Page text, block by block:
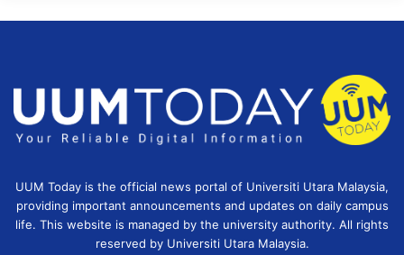
UUM Today is the official news portal of Universiti Utara Malaysia,
providing important announcements and updates on daily campus
life. This website is managed by the university authority. All rights
reserved by Universiti Utara Malaysia.